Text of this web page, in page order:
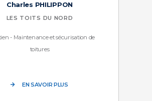
Charles PHILIPPON
LES TOITS DU NORD
- Maintenance et sécurisation de
toitures
EN SAVOIR PLUS